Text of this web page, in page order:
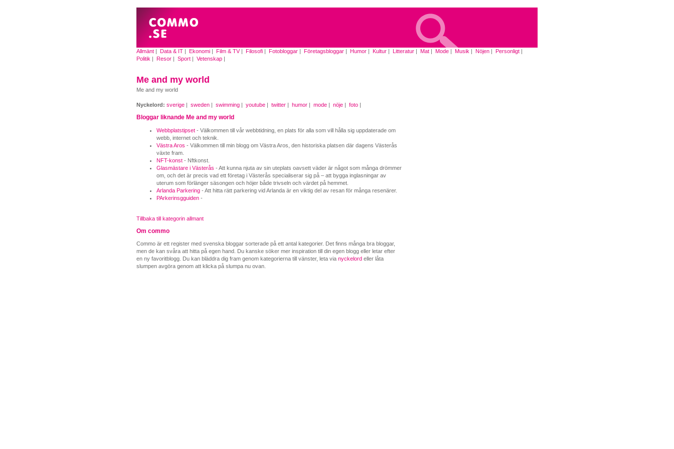
Allmänt | Data & IT | Ekonomi | Film & TV| Filosofi | Fotobloggar | Företagsbloggar | Humor | Kultur | Litteratur | Mat | Mode | Musik | Nöjen | Personligt |
Politik | Resor | Sport | Vetenskap |
Me and my world
Me and my world
Nyckelord: sverige | sweden | swimming | youtube | twitter | humor | mode | nöje | foto |
Bloggar liknande Me and my world
Webbplatstipset - Välkommen till vår webbtidning, en plats för alla som vill hålla sig uppdaterade om
webb, internet och teknik.
Västra Aros - Välkommen till min blogg om Västra Aros, den historiska platsen där dagens Västerås
växte fram.
NFT-konst - Nftkonst.
Glasmästare i Västerås - Att kunna njuta av sin uteplats oavsett väder är något som många drömmer
om, och det är precis vad ett företag i Västerås specialiserar sig på – att bygga inglasningar av
uterum som förlänger säsongen och höjer både trivseln och värdet på hemmet.
Arlanda Parkering - Att hitta rätt parkering vid Arlanda är en viktig del av resan för många resenärer.
PArkerinsgguiden -
Tillbaka till kategorin allmant
Om commo
Commo är ett register med svenska bloggar sorterade på ett antal kategorier. Det finns många bra bloggar,
men de kan svåra att hitta på egen hand. Du kanske söker mer inspiration till din egen blogg eller letar efter
en ny favoritblogg. Du kan bläddra dig fram genom kategorierna till vänster, leta via nyckelord eller låta
slumpen avgöra genom att klicka på slumpa nu ovan.